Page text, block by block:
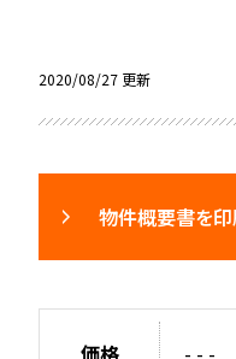
2020/08/27 更新
物件概要書を
価格 - - -